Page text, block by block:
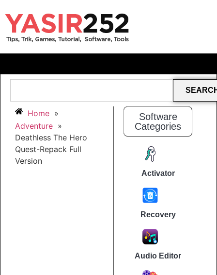
Home »
Adventure »
Deathless The Hero
Quest-Repack Full
Version
Software
Categories
Activator
Recovery
Audio Editor